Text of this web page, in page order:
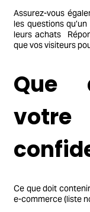
Assurez-vous
les questions
leurs achats
que vos visiteurs
Que
Ce que doit
e-commerce (liste